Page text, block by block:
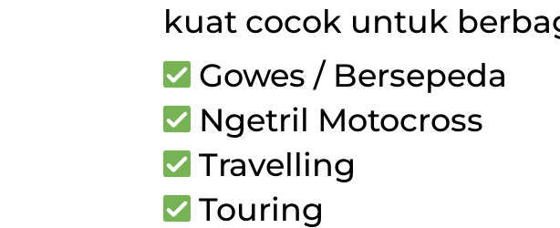
kuat cocok untuk
Gowes / Bersepeda
Ngetril Motocross
Travelling
Touring